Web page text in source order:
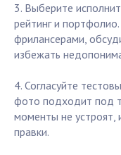
3. Выберите
рейтинг и
фрилансерами,
избежать
4. Согласуйте
фото подходит под
моменты не устроят,
правки.